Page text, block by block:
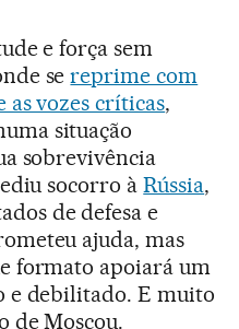
e força sem
sereprime com
as vozes críticas,
situação
sobrevivência
socorro àRússia,
de defesa e
ajuda, mas
formato apoiará um
e debilitado. E muito
de Moscou.